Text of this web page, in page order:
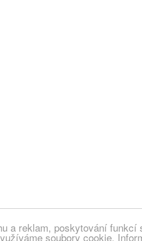
a reklam, poskytování
soubory cookie.